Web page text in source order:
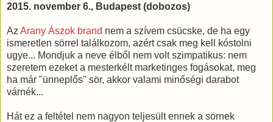
2015. november 6., Budapest (dobozos)
Az Arany Ászok brand nem a szívem csücske, de ha egy
ismeretlen sörrel találkozom, azért csak meg kell kóstolni
ugye... Mondjuk a neve élből nem volt szimpatikus: nem
szeretem ezeket a mesterkélt marketinges fogásokat, meg
ha már "ünneplős" sör, akkor valami minőségi darabot
várnék...
Hát ez a feltétel nem nagyon teljesült ennek a sörnek